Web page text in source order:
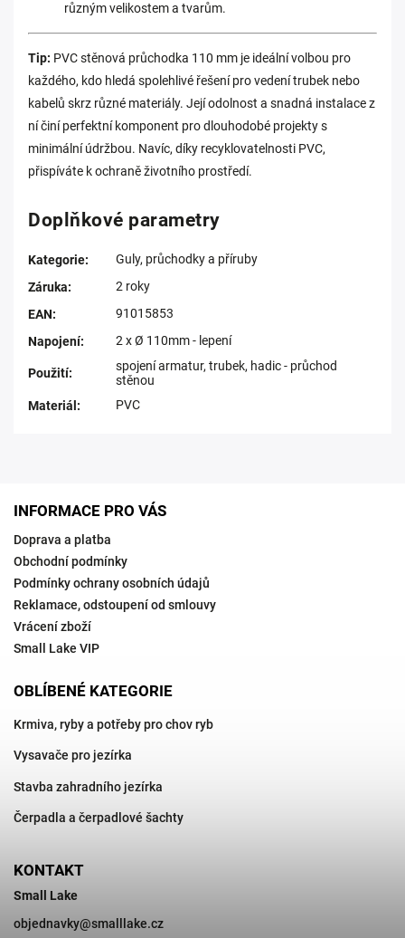
různým velikostem a tvarům.
Tip: PVC stěnová průchodka 110 mm je ideální volbou pro
každého, kdo hledá spolehlivé řešení pro vedení trubek nebo
kabelů skrz různé materiály. Její odolnost a snadná instalace z
ní činí perfektní komponent pro dlouhodobé projekty s
minimální údržbou. Navíc, díky recyklovatelnosti PVC,
přispíváte k ochraně životního prostředí.
Doplňkové parametry
Kategorie:
Guly, průchodky a příruby
Záruka:
2 roky
EAN:
91015853
Napojení: 2 x Ø 110mm - lepení
Použití:
spojení armatur, trubek, hadic - průchod
stěnou
Materiál : PVC
INFORMACE PRO VÁS
Doprava a platba
Obchodní podmínky
Podmínky ochrany osobních údajů
Reklamace, odstoupení od smlouvy
Vrácení zboží
Small Lake VIP
OBLÍBENÉ KATEGORIE
Krmiva, ryby a potřeby pro chov ryb
Vysavače pro jezírka
Stavba zahradního jezírka
Čerpadla a čerpadlové šachty
KONTAKT
Small Lake
objednavky@smalllake.cz